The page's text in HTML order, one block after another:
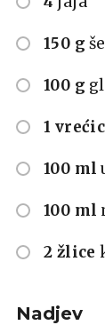
150 g
100 g
1
100 ml
100 ml
2 žlice
Nadjev